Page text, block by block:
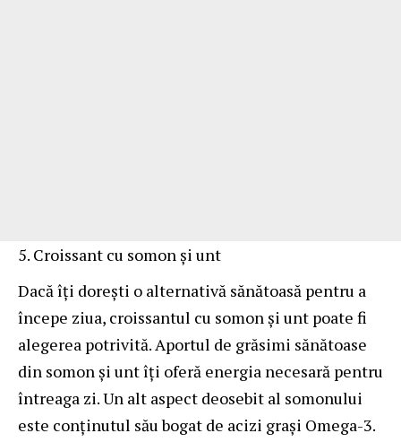
Croissant cu somon și unt
Dacă îți dorești o alternativă sănătoasă pentru a
începe ziua, croissantul cu somon și unt poate fi
alegerea potrivită. Aportul de grăsimi sănătoase
din somon și unt îți oferă energia necesară pentru
întreaga zi. Un alt aspect deosebit al somonului
este conținutul său bogat de acizi grași Omega-3.